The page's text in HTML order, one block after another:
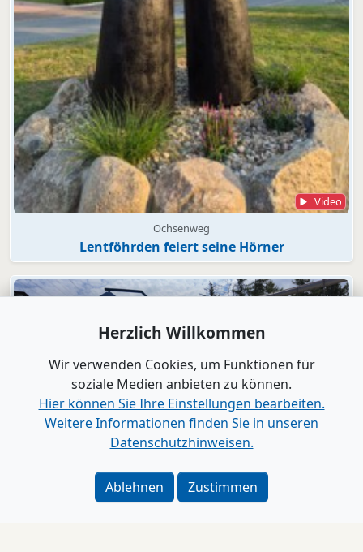
Video
Ochsenweg
Lentföhrden feiert seine Hörner
Schienenersatzverkehr
AKN-Fahrgäste müssen sich auf einen langen Bau-
Herzlich Willkommen
Wir verwenden Cookies, um Funktionen für
soziale Medien anbieten zu können.
Hier können Sie Ihre Einstellungen bearbeiten.
Weitere Informationen finden Sie in unseren
Datenschutzhinweisen.
Ablehnen Zustimmen